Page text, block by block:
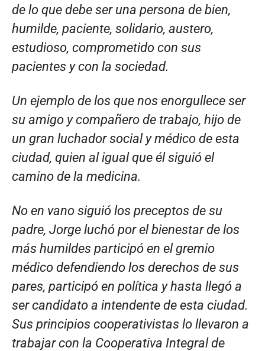
de lo que debe ser una persona de bien,
humilde, paciente, solidario, austero,
estudioso, comprometido con sus
pacientes y con la sociedad.
Un ejemplo de los que nos enorgullece ser
su amigo y compañero de trabajo, hijo de
un gran luchador social y médico de esta
ciudad, quien al igual que él siguió el
camino de la medicina.
No en vano siguió los preceptos de su
padre, Jorge luchó por el bienestar de los
más humildes participó en el gremio
médico defendiendo los derechos de sus
pares, participó en política y hasta llegó a
ser candidato a intendente de esta ciudad.
Sus principios cooperativistas lo llevaron a
trabajar con la Cooperativa Integral de